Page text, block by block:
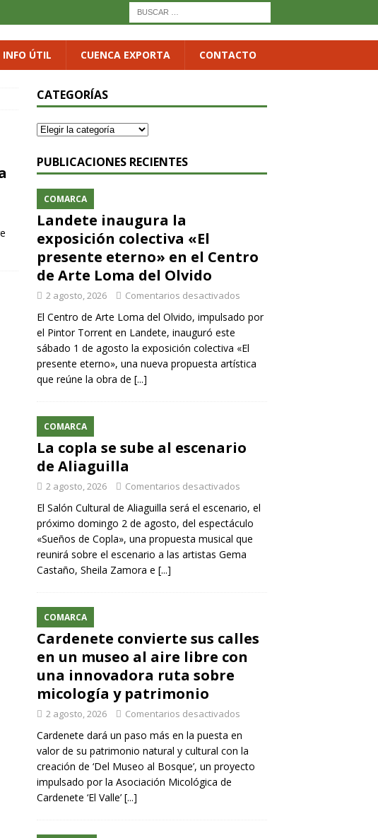
INFO ÚTIL CUENCA EXPORTA CONTACTO
CATEGORÍAS
PUBLICACIONES RECIENTES
COMARCA
Landete inaugura la
exposición colectiva «El
presente eterno» en el Centro
de Arte Loma del Olvido
2 agosto, 2026 Comentarios desactivados
El Centro de Arte Loma del Olvido, impulsado por
el Pintor Torrent en Landete, inauguró este
sábado 1 de agosto la exposición colectiva «El
presente eterno», una nueva propuesta artística
que reúne la obra de [...]
COMARCA
La copla se sube al escenario
de Aliaguilla
2 agosto, 2026 Comentarios desactivados
El Salón Cultural de Aliaguilla será el escenario, el
próximo domingo 2 de agosto, del espectáculo
«Sueños de Copla», una propuesta musical que
reunirá sobre el escenario a las artistas Gema
Castaño, Sheila Zamora e [...]
COMARCA
Cardenete convierte sus calles
en un museo al aire libre con
una innovadora ruta sobre
micología y patrimonio
2 agosto, 2026 Comentarios desactivados
Cardenete dará un paso más en la puesta en
valor de su patrimonio natural y cultural con la
creación de ‘Del Museo al Bosque’, un proyecto
impulsado por la Asociación Micológica de
Cardenete ‘El Valle’ [...]